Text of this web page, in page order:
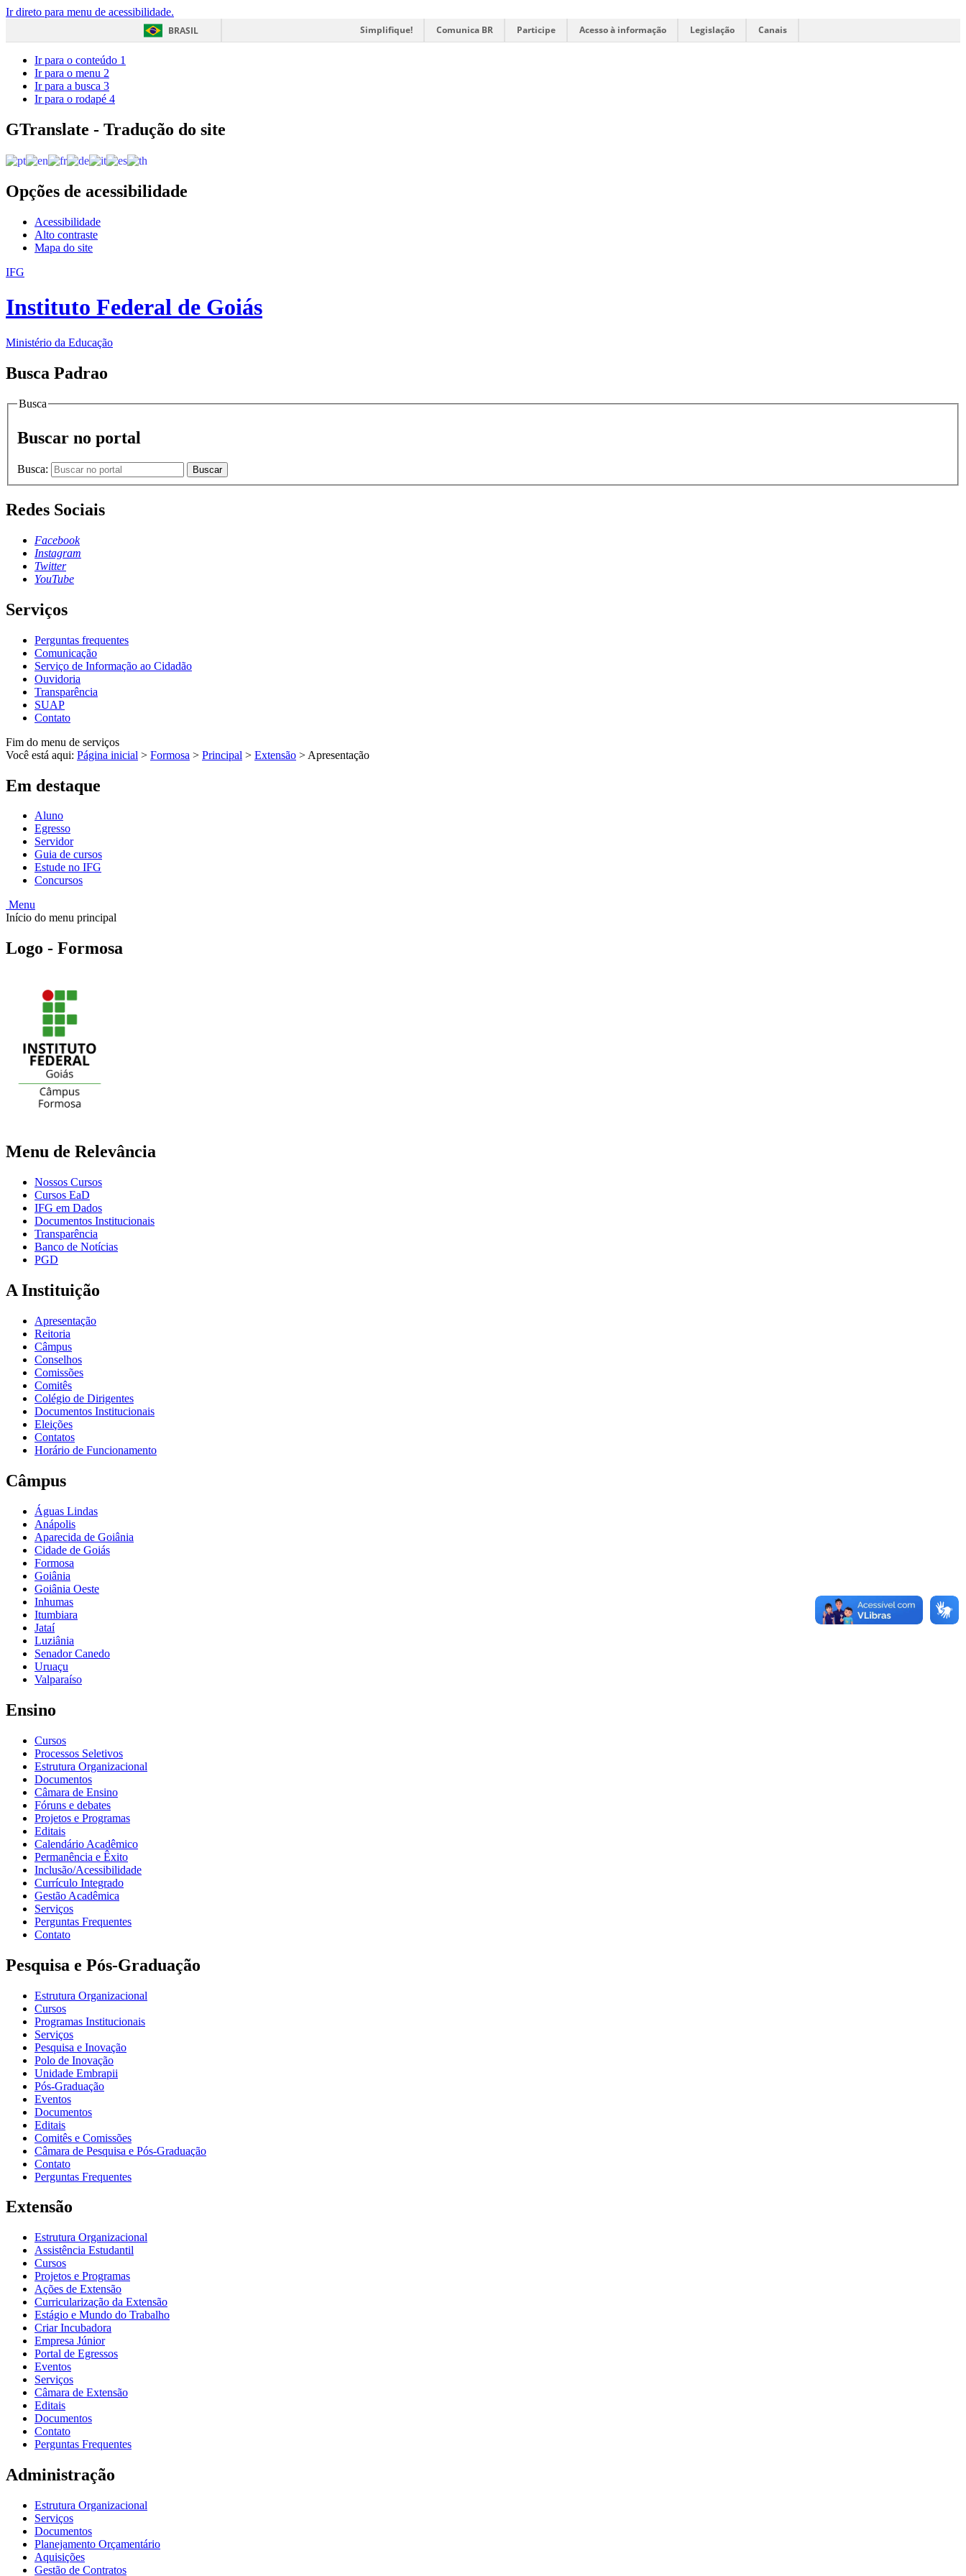
Ir direto para menu de acessibilidade.
BRASIL
Simplifique! Comunica BR Participe Acesso à informação Legislação Canais
Ir para o conteúdo 1
Ir para o menu 2
Ir para a busca 3
Ir para o rodapé 4
GTranslate - Tradução do site
Opções de acessibilidade
Acessibilidade
Alto contraste
Mapa do site
IFG
Instituto Federal de Goiás
Ministério da Educação
Busca Padrao
Busca
Buscar no portal
Busca: Buscar
Redes Sociais
Facebook
Instagram
Twitter
YouTube
Serviços
Perguntas frequentes
Comunicação
Serviço de Informação ao Cidadão
Ouvidoria
Transparência
SUAP
Contato
Fim do menu de serviços
Você está aqui: Página inicial > Formosa > Principal > Extensão > Apresentação
Em destaque
Aluno
Egresso
Servidor
Guia de cursos
Estude no IFG
Concursos
Menu
Início do menu principal
Logo - Formosa
Menu de Relevância
Nossos Cursos
Cursos EaD
IFG em Dados
Documentos Institucionais
Transparência
Banco de Notícias
PGD
A Instituição
Apresentação
Reitoria
Câmpus
Conselhos
Comissões
Comitês
Colégio de Dirigentes
Documentos Institucionais
Eleições
Contatos
Horário de Funcionamento
Câmpus
Águas Lindas
Anápolis
Aparecida de Goiânia
Cidade de Goiás
Formosa
Goiânia
Goiânia Oeste
Inhumas
Itumbiara
Jataí
Luziânia
Senador Canedo
Uruaçu
Valparaíso
Ensino
Cursos
Processos Seletivos
Estrutura Organizacional
Documentos
Câmara de Ensino
Fóruns e debates
Projetos e Programas
Editais
Calendário Acadêmico
Permanência e Êxito
Inclusão/Acessibilidade
Currículo Integrado
Gestão Acadêmica
Serviços
Perguntas Frequentes
Contato
Pesquisa e Pós-Graduação
Estrutura Organizacional
Cursos
Programas Institucionais
Serviços
Pesquisa e Inovação
Polo de Inovação
Unidade Embrapii
Pós-Graduação
Eventos
Documentos
Editais
Comitês e Comissões
Câmara de Pesquisa e Pós-Graduação
Contato
Perguntas Frequentes
Extensão
Estrutura Organizacional
Assistência Estudantil
Cursos
Projetos e Programas
Ações de Extensão
Curricularização da Extensão
Estágio e Mundo do Trabalho
Criar Incubadora
Empresa Júnior
Portal de Egressos
Eventos
Serviços
Câmara de Extensão
Editais
Documentos
Contato
Perguntas Frequentes
Administração
Estrutura Organizacional
Serviços
Documentos
Planejamento Orçamentário
Aquisições
Gestão de Contratos